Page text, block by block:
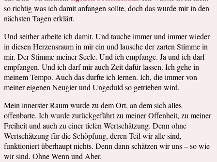
so richtig was ich damit anfangen sollte, doch das wurde mir in den
nächsten Tagen erklärt.
Und seither arbeite ich damit. Und tauche immer und immer wieder
in diesen Herzensraum in mir ein und lausche der zarten Stimme in
mir. Der Stimme meiner Seele. Und ich empfange. Ja und ich darf
empfangen. Und ich darf mir auch Zeit dafür lassen. Ich gehe in
meinem Tempo. Auch das durfte ich lernen. Ich, die immer von
meiner eigenen Neugier und Ungeduld so getrieben wird.
Mein innerster Raum wurde zu dem Ort, an dem sich alles
offenbarte. Ich wurde zurückgeführt zu meiner Offenheit, zu meiner
Freiheit und auch zu einer tiefen Wertschätzung. Denn ohne
Wertschätzung für die Schöpfung, deren Teil wir alle sind,
funktioniert überhaupt nichts. Denn dann schätzen wir uns – so wie
wir sind. Ohne Wenn und Aber.